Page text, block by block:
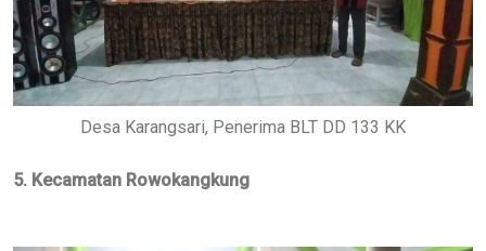
Desa Karangsari, Penerima BLT DD 133 KK
5. Kecamatan Rowokangkung